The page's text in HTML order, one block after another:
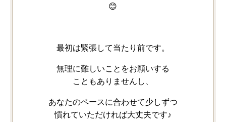
😊
最初は​緊張して​当たり前です。
無理に​難しい​ことを​お願い​する​
こともありませんし、
あなたの​ペースに​合わせて​少しずつ​
慣れていただければ​大丈夫です♪